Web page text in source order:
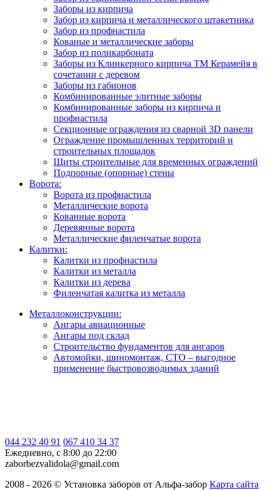
Заборы из кирпича
Забор из кирпича и металлического штакетника
Забор из профнастила
Кованые и металлические заборы
Забор из поликарбоната
Заборы из Клинкерного кирпича ТМ Керамейя в
сочетании с деревом
Заборы из габионов
Комбинированные элитные заборы
Комбинированные заборы из кирпича и
профнастила
Секционные ограждения из сварной 3D панели
Ограждение промышленных территорий и
строительных площадок
Щиты строительные для временных ограждений
Подпорные (опорные) стены
Ворота:
Ворота из профнастила
Металлические ворота
Кованные ворота
Деревянные ворота
Металлические филенчатые ворота
Калитки:
Калитки из профнастила
Калитки из металла
Калитки из дерева
Филенчатая калитка из металла
Металлоконструкции:
Ангары авиационные
Ангары под склад
Строительство фундаментов для ангаров
Автомойки, шиномонтаж, СТО – выгодное
применение быстровозводимых зданий
044 232 40 91 067 410 34 37
Ежедневно, с 8:00 до 22:00
zaborbezvalidola@gmail.com
2008 - 2026 © Установка заборов от Альфа-забор Карта сайта